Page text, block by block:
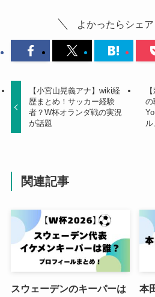
よかったらシェア
【小宮山晃義アナ】wiki経
歴まとめ！サッカー経験
者？W杯オランダ戦の実況
が話題
の
ル
関連記事
スウェーデンのキーパーは
本